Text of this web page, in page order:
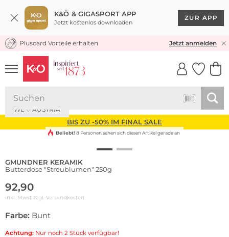
K&Ö & GIGASPORT APP
Jetzt kostenlos downloaden
ZUR APP
KOSTENLOSER VERSAND* & RÜCKVERSAND
Pluscard Vorteile erhalten Jetzt anmelden
UNSERE APP
CLICK &
BIS ZU -50% IM FINAL SALE
WE ♡ AUSTRIA
Beliebt! 8 Personen sehen sich diesen Artikel gerade an
GMUNDNER KERAMIK
Butterdose "Streublumen" 250g
92,90
inkl. Mwst zzgl. Versandkosten
Farbe: Bunt
Achtung: Nur noch 2 Stück verfügbar!